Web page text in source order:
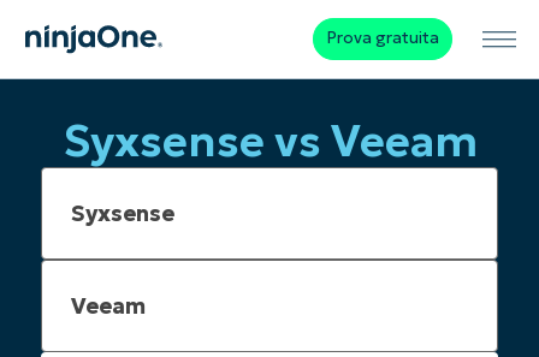
Prova gratuita
Syxsense vs Veeam